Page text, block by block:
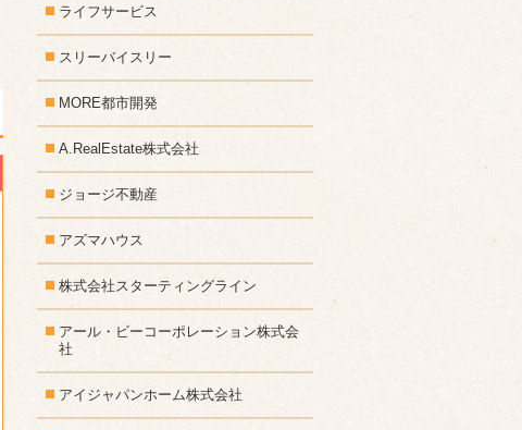
ライフサービス
スリーバイスリー
MORE都市開発
A.RealEstate株式会社
ジョージ不動産
アズマハウス
株式会社スターティングライン
アール・ビーコーポレーション株式会
社
アイジャパンホーム株式会社